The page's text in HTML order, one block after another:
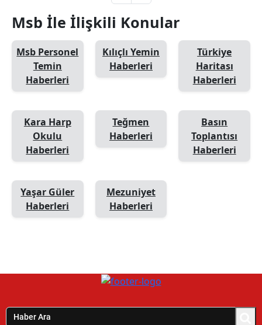
Msb İle İlişkili Konular
Msb Personel
Temin
Haberleri
Kılıçlı Yemin
Haberleri
Türkiye
Haritası
Haberleri
Kara Harp
Okulu
Haberleri
Teğmen
Haberleri
Basın
Toplantısı
Haberleri
Yaşar Güler
Haberleri
Mezuniyet
Haberleri